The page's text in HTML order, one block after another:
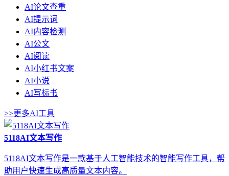
AI论文查重
AI提示词
AI内容检测
AI公文
AI阅读
AI小红书文案
AI小说
AI写标书
>>更多AI工具
5118AI文本写作
5118AI文本写作是一款基于人工智能技术的智能写作工具，帮
助用户快速生成高质量文本内容。